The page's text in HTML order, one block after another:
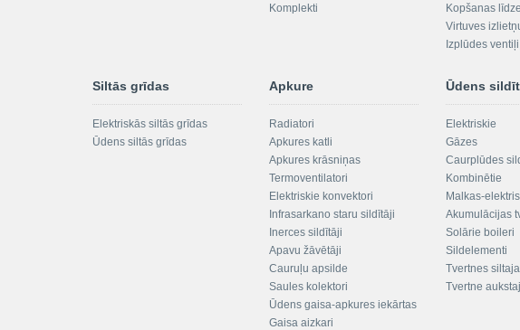
Komplekti
Kopšanas
Virtuves
Izplūdes
Siltās grīdas
Elektriskās siltās grīdas
Ūdens siltās grīdas
Apkure
Radiatori
Apkures katli
Apkures krāsniņas
Termoventilatori
Elektriskie konvektori
Infrasarkano staru sildītāji
Inerces sildītāji
Apavu žāvētāji
Cauruļu apsilde
Saules kolektori
Ūdens gaisa-apkures iekārtas
Gaisa aizkari
Ūdens
Elektriskie
Gāzes
Caurplūdes
Kombinētie
Malkas-
Akumulācijas
Solārie boileri
Sildelementi
Tvertnes
Tvertne